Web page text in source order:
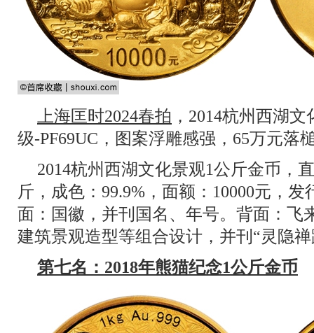
上海匡时2024春拍 ，2014杭州西湖
级-PF69UC，图案浮雕感强，65万元落
2014杭州西湖文化景观1公斤金币，
斤，成色：99.9%，面额：10000元，
面：国徽，并刊国名、年号。背面：飞
建筑景观造型等组合设计，并刊“灵隐
第七名：2018年熊猫纪念1公斤金币